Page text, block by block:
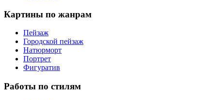
Картины по жанрам
Пейзаж
Городской пейзаж
Натюрморт
Портрет
Фигуратив
Работы по стилям